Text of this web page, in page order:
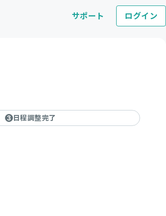
サポート ログイン
3 日程調整完了